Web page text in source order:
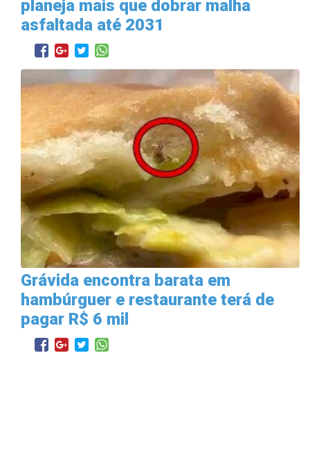
planeja mais que dobrar malha
asfaltada até 2031
Grávida encontra barata em
hambúrguer e restaurante terá de
pagar R$ 6 mil